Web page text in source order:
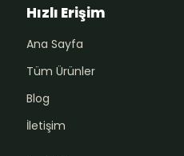
Hızlı Erişim
Ana Sayfa
Tüm Ürünler
Blog
İletişim